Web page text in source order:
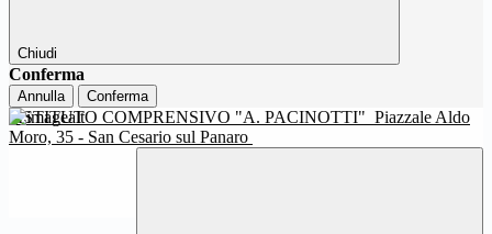
Chiudi
Conferma
Annulla Conferma
ISTITUTO COMPRENSIVO "A. PACINOTTI" Piazzale Aldo
Moro, 35 - San Cesario sul Panaro